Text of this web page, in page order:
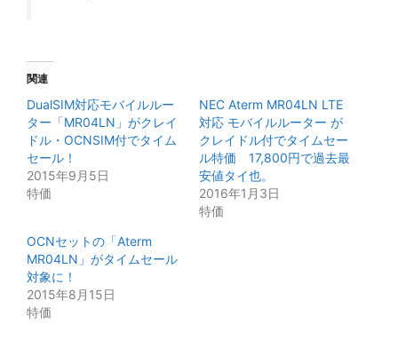
関連
DualSIM対応モバイルルー
ター「MR04LN」がクレイ
ドル・OCNSIM付でタイム
セール！
2015年9月5日
特価
NEC Aterm MR04LN LTE
対応 モバイルルーター が
クレイドル付でタイムセー
ル特価 17,800円で過去最
安値タイ也。
2016年1月3日
特価
OCNセットの「Aterm
MR04LN」がタイムセール
対象に！
2015年8月15日
特価